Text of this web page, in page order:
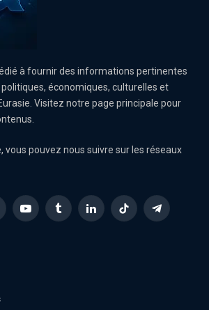
à fournir des informations pertinentes
économiques, culturelles et
Visitez notre page principale pour
vous pouvez nous suivre sur les réseaux
YouTubeTumblrLinkedInTikTok Telegram